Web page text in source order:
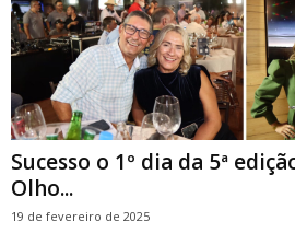
Sucesso o 1º dia da 5ª
Olho...
19 de fevereiro de 2025